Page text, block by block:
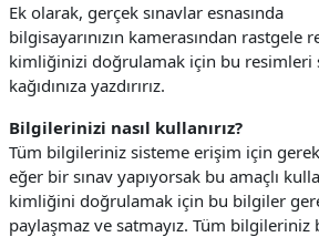
Ek olarak, gerçek sınavlar esnasında
bilgisayarınızın kamerasından rastgele
kimliğinizi doğrulamak için bu resimleri
kağıdınıza yazdırırız.
Bilgilerinizi nasıl kullanırız?
Tüm bilgileriniz sisteme erişim için
eğer bir sınav yapıyorsak bu amaçlı
kimliğini doğrulamak için bu bilgiler
paylaşmaz ve satmayız. Tüm